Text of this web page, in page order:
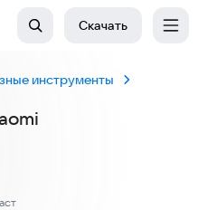
Скачать
инструменты